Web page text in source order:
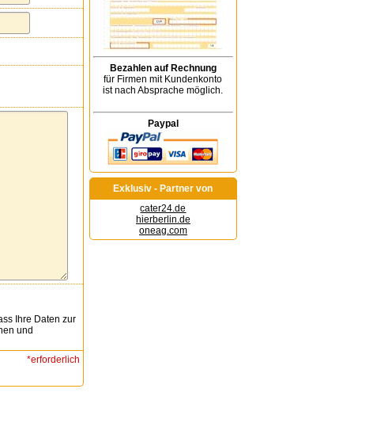
Ihre Daten zur
und
*erforderlich
Bezahlen auf Rechnung
für Firmen mit Kundenkonto
ist nach Absprache möglich.
Paypal
Exklusiv - Partner von
cater24.de
hierberlin.de
oneag.com